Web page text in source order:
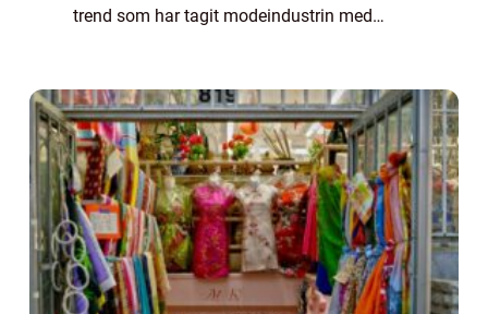
trend som har tagit modeindustrin med